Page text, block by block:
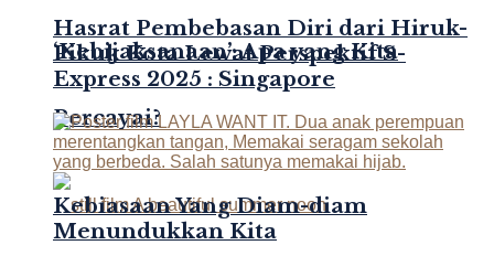
‘Kebijaksanaan’: Apa yang Kita
Percayai?
Hasrat Pembebasan Diri dari Hiruk-
Pikuk Kota Lewat Perspektif S-
Express 2025 : Singapore
Kebiasaan Yang Diam-diam
Menundukkan Kita